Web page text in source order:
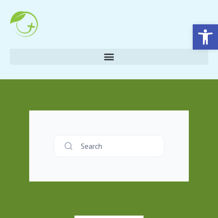
Eszköztár megnyitása
Search